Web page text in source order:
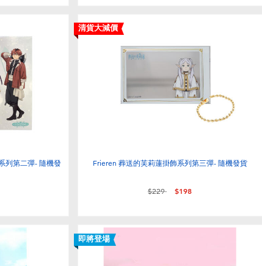
列第二彈- 隨機發
清貨大減價
Frieren 葬送的芙莉蓮掛飾系列第三彈- 隨機發貨
價格從
$229至 $198
即將登場